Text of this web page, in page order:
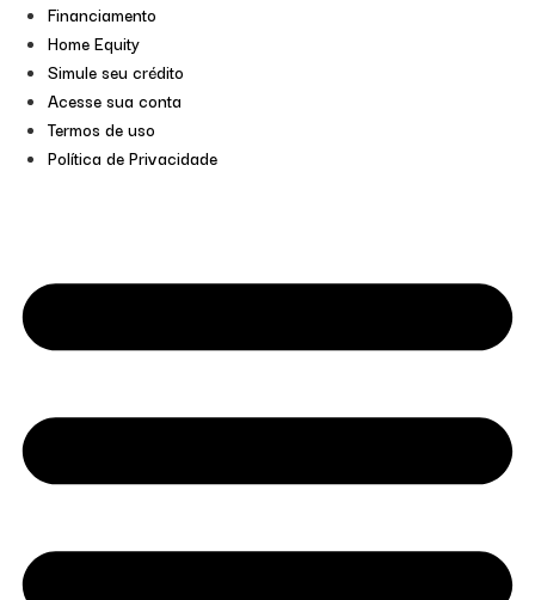
Financiamento
Home Equity
Simule seu crédito
Acesse sua conta
Termos de uso
Política de Privacidade